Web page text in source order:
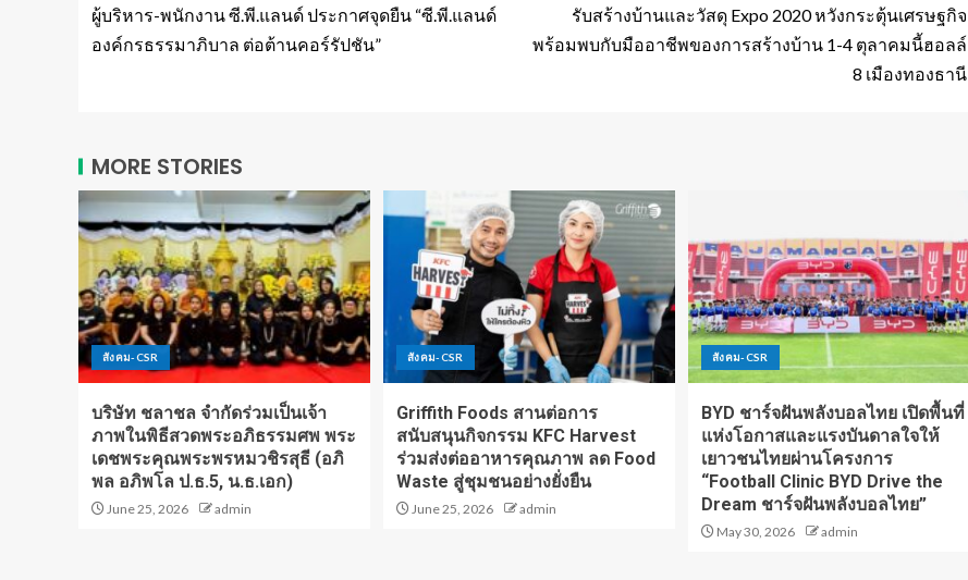
ผู้บริหาร-พนักงาน ซี.พี.แลนด์ ประกาศจุดยืน “ซี.พี.แลนด์
องค์กรธรรมาภิบาล ต่อต้านคอร์รัปชัน”
รับสร้างบ้านและวัสดุ Expo 2020 หวังกระตุ้นเศรษฐกิจ
พร้อมพบกับมืออาชีพของการสร้างบ้าน 1-4 ตุลาคมนี้ฮอลล์
8 เมืองทองธานี
MORE STORIES
สังคม-CSR
บริษัท ชลาชล จำกัดร่วมเป็นเจ้า
ภาพในพิธีสวดพระอภิธรรมศพ พระ
เดชพระคุณพระพรหมวชิรสุธี (อภิ
พล อภิพโล ป.ธ.5, น.ธ.เอก)
June 25, 2026 admin
สังคม-CSR
Griffith Foods สานต่อการ
สนับสนุนกิจกรรม KFC Harvest
ร่วมส่งต่ออาหารคุณภาพ ลด Food
Waste สู่ชุมชนอย่างยั่งยืน
June 25, 2026 admin
สังคม-CSR
BYD ชาร์จฝันพลังบอลไทย เปิดพื้นที่
แห่งโอกาสและแรงบันดาลใจให้
เยาวชนไทยผ่านโครงการ
“Football Clinic BYD Drive the
Dream ชาร์จฝันพลังบอลไทย”
May 30, 2026 admin